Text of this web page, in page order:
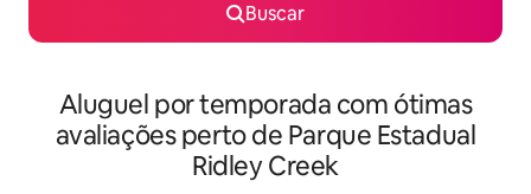
Buscar
Aluguel por temporada com ótimas
avaliações perto de Parque Estadual
Ridley Creek